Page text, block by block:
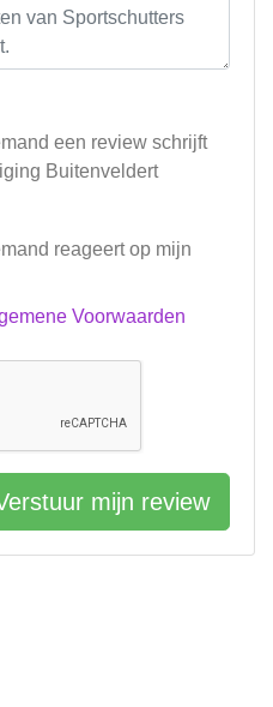
een review schrijft
Buitenveldert
reageert op mijn
Voorwaarden
mijn review